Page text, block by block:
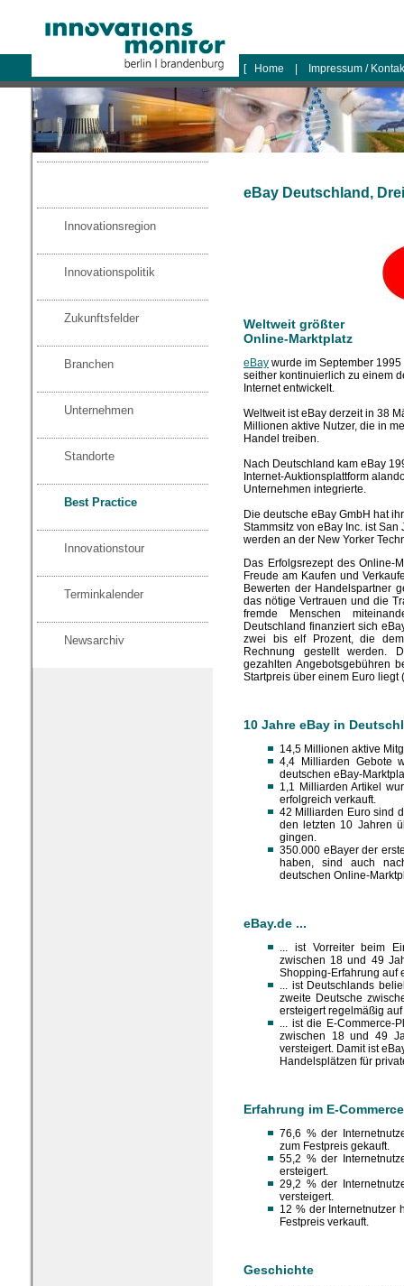
logo
[ Home Impressum /
Innovationsregion
Innovationspolitik
Zukunftsfelder
Branchen
Unternehmen
Standorte
Best Practice
Innovationstour
Terminkalender
Newsarchiv
eBay Deutschland,
Weltweit größter
Online-Marktplatz
eBay wurde im September
seither kontinuierlich zu einem
Internet entwickelt.
Weltweit ist eBay derzeit in 38
Millionen aktive Nutzer, die in
Handel treiben.
Nach Deutschland kam eBay
Internet-Auktionsplattform
Unternehmen integrierte.
Die deutsche eBay GmbH hat
Stammsitz von eBay Inc. ist
werden an der New Yorker
Das Erfolgsrezept des Online-
Freude am Kaufen und
Bewerten der Handelspartner
das nötige Vertrauen und die
fremde Menschen
Deutschland finanziert sich
zwei bis elf Prozent, die
Rechnung gestellt werden.
gezahlten Angebotsgebühren
Startpreis über einem Euro liegt (
10 Jahre eBay in
14,5 Millionen aktive
4,4 Milliarden Gebote
deutschen eBay-
1,1 Milliarden Artikel
erfolgreich verkauft.
42 Milliarden Euro sind
den letzten 10 Jahren
gingen.
350.000 eBayer der
haben, sind auch
deutschen Online-
eBay.de ...
... ist Vorreiter beim
zwischen 18 und 49
Shopping-Erfahrung auf
... ist Deutschlands
zweite Deutsche
ersteigert regelmäßig auf
... ist die E-
zwischen 18 und 49
versteigert. Damit ist
Handelsplätzen für
Erfahrung im E-Commerce
76,6 % der
zum Festpreis gekauft.
55,2 % der
ersteigert.
29,2 % der
versteigert.
12 % der Internetnutzer
Festpreis verkauft.
Geschichte